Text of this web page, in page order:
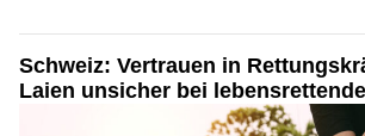
Schweiz: Vertrauen in
Laien unsicher bei